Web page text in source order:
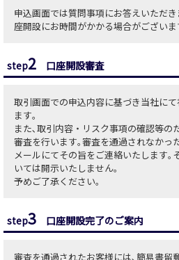
申込画面では質問事項にお答えいただ
座開設にお時間がかかる場合がござい
step2 口座開設審査
取引画面での申込内容に基づき当社に
ます｡
また､取引内容・リスク事項の確認等の
審査を行います｡審査を通過されなかっ
メールにてその旨をご連絡いたします｡
いては開示いたしません｡
予めご了承ください｡
step3 口座開設完了のご案内
審査を通過されたお客様には､簡易書留